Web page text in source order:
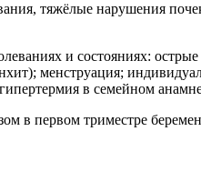
тяжёлые нарушения
и состояниях:
менструация;
в семейном
в первом триместре